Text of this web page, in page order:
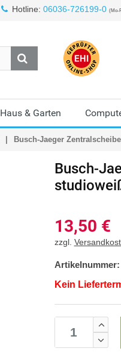
Hotline: 06036-726199-0 (Mo-
Haus & Garten
Busch-Jaeger
Busch-
13,50 €
zzgl.
Artikelnummer:
Kein